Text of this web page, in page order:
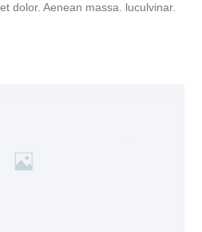
dolor. Aenean massa. luculvinar.